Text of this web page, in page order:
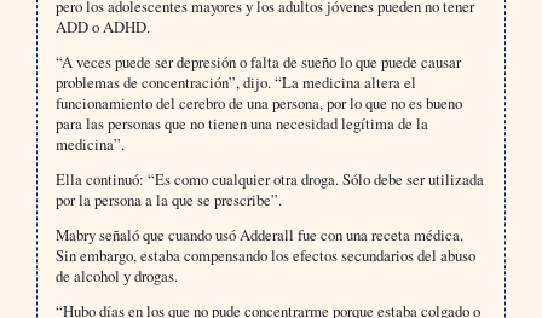
pero los adolescentes mayores y los adultos jóvenes pueden no tener
ADD o ADHD.
“A veces puede ser depresión o falta de sueño lo que puede causar
problemas de concentración”, dijo. “La medicina altera el
funcionamiento del cerebro de una persona, por lo que no es bueno
para las personas que no tienen una necesidad legítima de la
medicina”.
Ella continuó: “Es como cualquier otra droga. Sólo debe ser utilizada
por la persona a la que se prescribe”.
Mabry señaló que cuando usó Adderall fue con una receta médica.
Sin embargo, estaba compensando los efectos secundarios del abuso
de alcohol y drogas.
“Hubo días en los que no pude concentrarme porque estaba colgado o